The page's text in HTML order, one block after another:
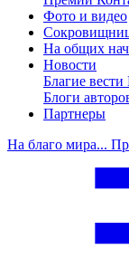
Фото и видео
На общих
Новости
Благие вести
Блоги
Партнеры
На благо мира...